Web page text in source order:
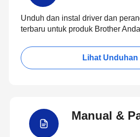
Unduh dan instal driver dan
terbaru untuk produk Brother Anda
Lihat Unduhan
Manual &